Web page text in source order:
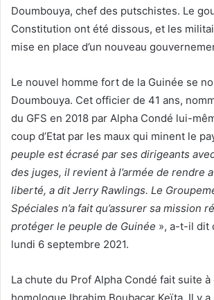
Doumbouya, chef des putschistes. Le
Constitution ont été dissous, et les
mise en place d’un nouveau
Le nouvel homme fort de la Guinée se
Doumbouya. Cet officier de 41 ans,
du GFS en 2018 par Alpha Condé lui-
coup d’Etat par les maux qui minent le
peuple est écrasé par ses dirigeants
des juges, il revient à l’armée de rendre
liberté, a dit Jerry Rawlings. Le
Spéciales n’a fait qu’assurer sa mission
protéger le peuple de Guinée », a-t-il dit
lundi 6 septembre 2021.
La chute du Prof Alpha Condé fait suite
homologue Ibrahim Boubacar Keïta. Il y a